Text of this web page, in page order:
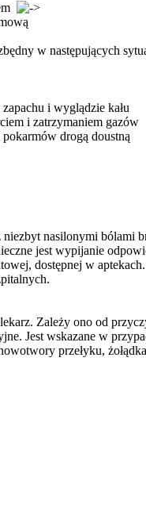
w następujących
i wyglądzie kału
i zatrzymaniem gazów
drogą doustną
nasilonymi bólami
jest wypijanie
dostępnej w
Zależy ono od
Jest wskazane w
przełyku,